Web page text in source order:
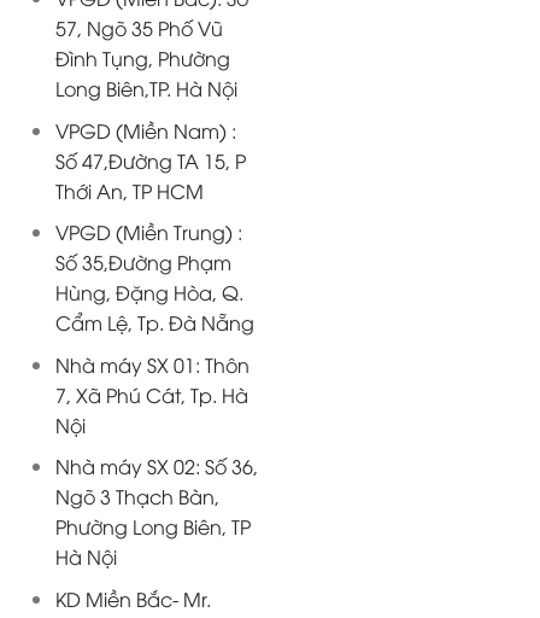
57, Ngõ 35 Phố Vũ
Đình Tụng, Phường
Long Biên,TP. Hà Nội
VPGD (Miền Nam) :
Số 47,Đường TA 15, P
Thới An, TP HCM
VPGD (Miền Trung) :
Số 35,Đường Phạm
Hùng, Đặng Hòa, Q.
Cẩm Lệ, Tp. Đà Nẵng
Nhà máy SX 01: Thôn
7, Xã Phú Cát, Tp. Hà
Nội
Nhà máy SX 02: Số 36,
Ngõ 3 Thạch Bàn,
Phường Long Biên, TP
Hà Nội
KD Miền Bắc- Mr.